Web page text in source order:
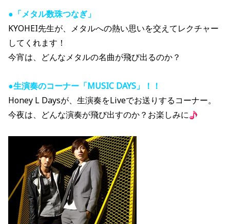
●「メタル数珠つなぎ」
KYOHEI先生が、メタルへの熱い思いを交えてレクチャー
してくれます！
今宵は、どんなメタルの名曲が飛び出るのか？
●生演奏のコーナー「MUSIC DAYS」！！
Honey L Daysが、生演奏をLiveでお送りするコーナー。
今夜は、どんな演奏が飛び出すのか？お楽しみに